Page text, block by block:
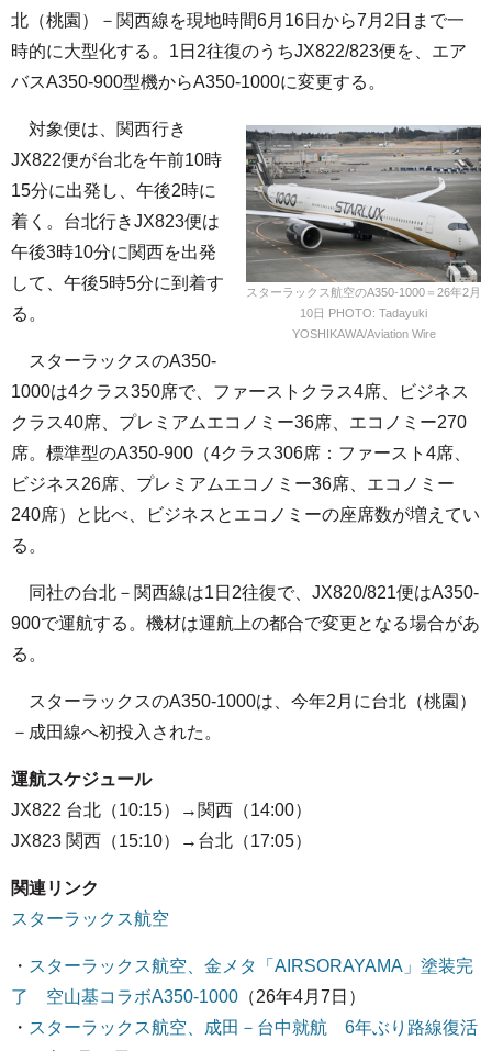
北（桃園）－関西線を現地時間6月16日から7月2日まで一
時的に大型化する。1日2往復のうちJX822/823便を、エア
バスA350-900型機からA350-1000に変更する。
スターラックス航空のA350-1000＝26年2月
10日 PHOTO: Tadayuki
YOSHIKAWA/Aviation Wire
対象便は、関西行き
JX822便が台北を午前10時
15分に出発し、午後2時に
着く。台北行きJX823便は
午後3時10分に関西を出発
して、午後5時5分に到着す
る。
スターラックスのA350-
1000は4クラス350席で、ファーストクラス4席、ビジネス
クラス40席、プレミアムエコノミー36席、エコノミー270
席。標準型のA350-900（4クラス306席：ファースト4席、
ビジネス26席、プレミアムエコノミー36席、エコノミー
240席）と比べ、ビジネスとエコノミーの座席数が増えてい
る。
同社の台北－関西線は1日2往復で、JX820/821便はA350-
900で運航する。機材は運航上の都合で変更となる場合があ
る。
スターラックスのA350-1000は、今年2月に台北（桃園）
－成田線へ初投入された。
運航スケジュール
JX822 台北（10:15）→関西（14:00）
JX823 関西（15:10）→台北（17:05）
関連リンク
スターラックス航空
・ スターラックス航空、金メタ「AIRSORAYAMA」塗装完
了 空山基コラボA350-1000 （26年4月7日）
・ スターラックス航空、成田－台中就航 6年ぶり路線復活